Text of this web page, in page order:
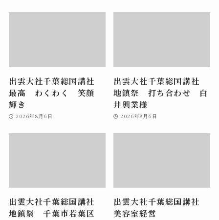
出雲大社千葉総国講社
最高 わくわく 笑顔
輝き
2026年8月6日
出雲大社千葉総国講社
地鎮祭 打ち合わせ 白
井興業様
2026年8月6日
出雲大社千葉総国講社
地鎮祭 千葉市若葉区
出雲大社千葉総国講社
美容室経営